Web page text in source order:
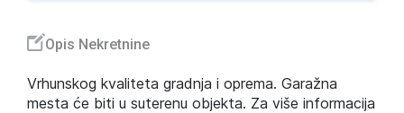
Opis Nekretnine
Vrhunskog kvaliteta gradnja i oprema. Garažna
mesta će biti u suterenu objekta. Za više informacija